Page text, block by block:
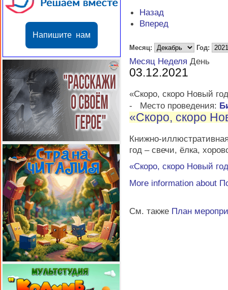
Напишите нам
Назад
Вперед
Месяц: Год:
Месяц Неделя День
03.12.2021
«Скоро, скоро Новый
-
Место проведения:
«Скоро, скоро
Книжно-
год – свечи, ёлка,
«Скоро, скоро Новый
More information about
См. также План